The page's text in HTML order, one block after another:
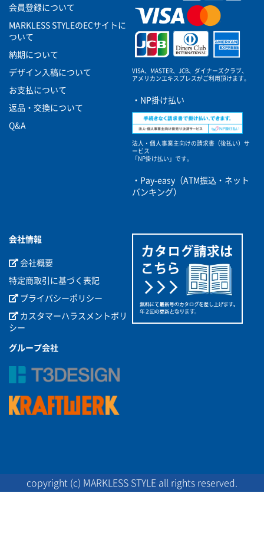
会員登録について
MARKLESS STYLEのECサイトに
ついて
納期について
デザイン入稿について
お支払について
返品・交換について
Q&A
VISA、MASTER、JCB、ダイナーズクラブ、
アメリカンエキスプレスがご利用頂けます。
・NP掛け払い
法人・個人事業主向けの請求書（後払い）サ
ービス
「NP掛け払い」です。
・Pay-easy（ATM振込・ネット
バンキング）
会社情報
会社概要
特定商取引に基づく表記
プライバシーポリシー
カスタマーハラスメントポリ
シー
グループ会社
copyright (c) MARKLESS STYLE all rights reserved.